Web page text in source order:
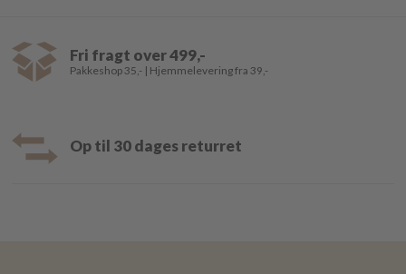
Fri fragt over 499,-
Pakkeshop 35,- | Hjemmelevering fra 39,-
Op til 30 dages returret